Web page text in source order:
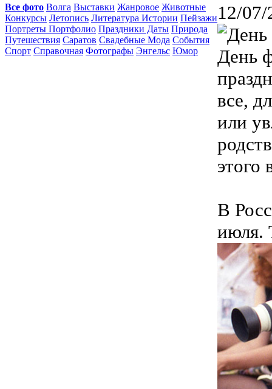
Все фото Волга Выставки Жанровое Животные
Конкурсы Летопись Литература Истории Пейзажи
Портреты Портфолио Праздники Даты Природа
Путешествия Саратов Свадебные Мода События
Спорт Справочная Фотографы Энгельс Юмор
12/
День
все,
или
этого
В
июля.